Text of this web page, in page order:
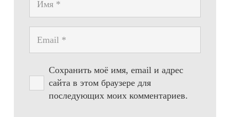
Сохранить моё имя, email и адрес
сайта в этом браузере для
последующих моих комментариев.